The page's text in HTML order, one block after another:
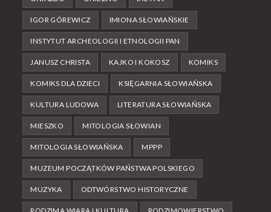
IGOR GÓREWICZ IMIONA SŁOWIAŃSKIE
INSTYTUT ARCHEOLOGII I ETNOLOGII PAN
JANUSZ CHRISTA KAJKO I KOKOSZ KOMIKS
KOMIKS DLA DZIECI KSIĘGARNIA SŁOWIAŃSKA
KULTURA LUDOWA LITERATURA SŁOWIAŃSKA
MIESZKO MITOLOGIA SŁOWIAN
MITOLOGIA SŁOWIAŃSKA MPPP
MUZEUM POCZĄTKÓW PAŃSTWA POLSKIEGO
MUZYKA ODTWÓRSTWO HISTORYCZNE
RODZIMA WIARA I KULTURA RODZIMOWIERSTWO